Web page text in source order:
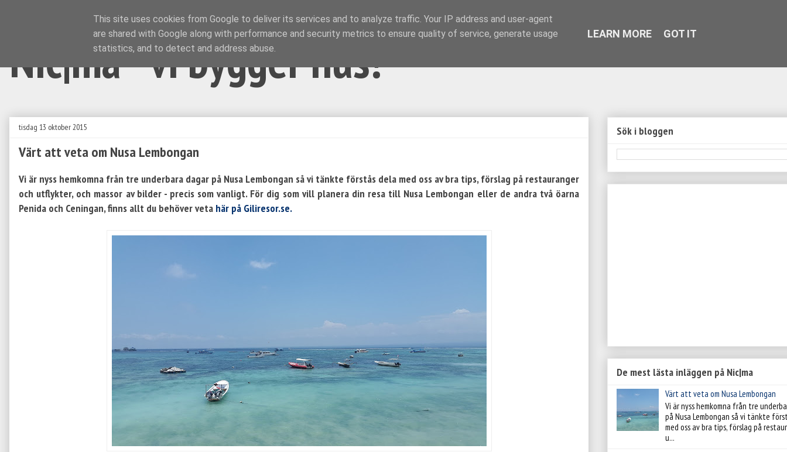
Nic|ma - vi bygger hus!
tisdag 13 oktober 2015
Värt att veta om Nusa Lembongan
Vi är nyss hemkomna från tre underbara dagar på Nusa Lembongan så vi tänkte förstås dela med oss av bra tips, förslag på restauranger
och utflykter, och massor av bilder - precis som vanligt. För dig som vill planera din resa till Nusa Lembongan eller de andra två öarna
Penida och Ceningan, finns allt du behöver veta här på Giliresor.se.
Sök i bloggen
De mest lästa inläggen på Nic|ma
Värt att veta om Nusa Lembongan
Vi är nyss hemkomna från tre
på Nusa Lembongan så vi tänkte
med oss av bra tips, förslag på
u...
This site uses cookies from Google to deliver its services and to analyze traffic. Your IP address and user-agent
are shared with Google along with performance and security metrics to ensure quality of service, generate usage
statistics, and to detect and address abuse.
LEARN MORE GOT IT